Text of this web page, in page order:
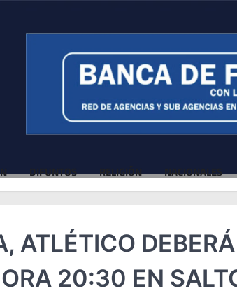
DIFUNTOS RELIGIÓN NACIONALES
ATLÉTICO DEBERÁ
20:30 EN